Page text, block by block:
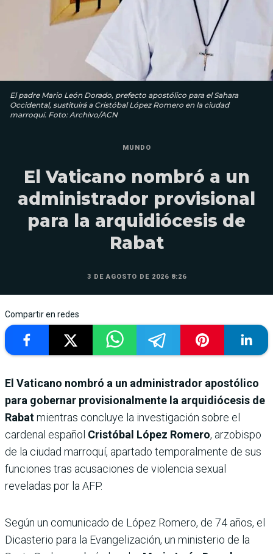
El padre Mario León Dorado, prefecto apostólico para el Sahara
Occidental, sustituirá a Cristóbal López Romero en la ciudad
marroquí. Foto: Archivo/ACN
MUNDO
El Vaticano nombró a un
administrador provisional
para la arquidiócesis de
Rabat
3 DE AGOSTO DE 2026 8:26
Compartir en redes
El Vaticano nombró a un administrador apostólico
para gobernar provisionalmente la arquidiócesis de
Rabatmientras concluye la investigación sobre el
cardenal español Cristóbal López Romero, arzobispo
de la ciudad marroquí, apartado temporalmente de sus
funciones tras acusaciones de violencia sexual
reveladas por la AFP.
Según un comunicado de López Romero, de 74 años, el
Dicasterio para la Evangelización, un ministerio de la